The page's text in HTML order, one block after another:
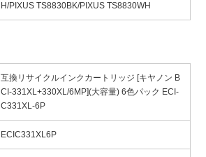
H/PIXUS TS8830BK/PIXUS TS8830WH
互換リサイクルインクカートリッジ [キヤノン B
CI-331XL+330XL/6MP](大容量) 6色パック ECI-
C331XL-6P
ECIC331XL6P